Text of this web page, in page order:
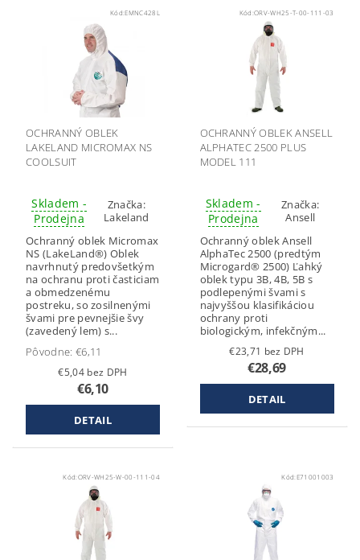
Kód:EMNC428L
OCHRANNÝ OBLEK
LAKELAND MICROMAX NS
COOLSUIT
Skladem -
Prodejna
Značka:
Lakeland
Ochranný oblek Micromax
NS (LakeLand®) Oblek
navrhnutý predovšetkým
na ochranu proti časticiam
a obmedzenému
postreku, so zosilnenými
švami pre pevnejšie švy
(zavedený lem) s...
Pôvodne: €6,11
€5,04 bez DPH
€6,10
DETAIL
Kód:ORV-WH25-T-00-111-03
OCHRANNÝ OBLEK ANSELL
ALPHATEC 2500 PLUS
MODEL 111
Skladem -
Prodejna
Značka:
Ansell
Ochranný oblek Ansell
AlphaTec 2500 (predtým
Microgard® 2500) Ľahký
oblek typu 3B, 4B, 5B s
podlepenými švami s
najvyššou klasifikáciou
ochrany proti
biologickým, infekčným...
€23,71 bez DPH
€28,69
DETAIL
Kód: ORV-WH25-W-00-111-04 Kód: E71001003